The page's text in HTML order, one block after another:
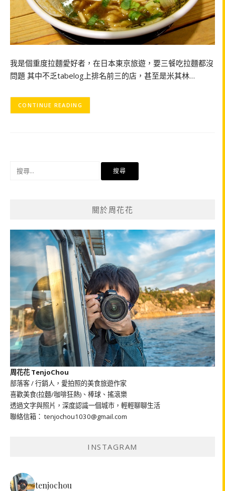
我是個重度拉麵愛好者，在日本東京旅遊，要三餐吃拉麵都沒
問題 其中不乏tabelog上排名前三的店，甚至是米其林…
CONTINUE READING
關於周花花
周花花 TenjoChou
部落客 / 行銷人，愛拍照的美食旅遊作家
喜歡美食(拉麵/咖啡狂熱)、棒球、搖滾樂
透過文字與照片，深度認識一個城市，輕輕聊聊生活
聯絡信箱： tenjochou1030@gmail.com
INSTAGRAM
tenjochou